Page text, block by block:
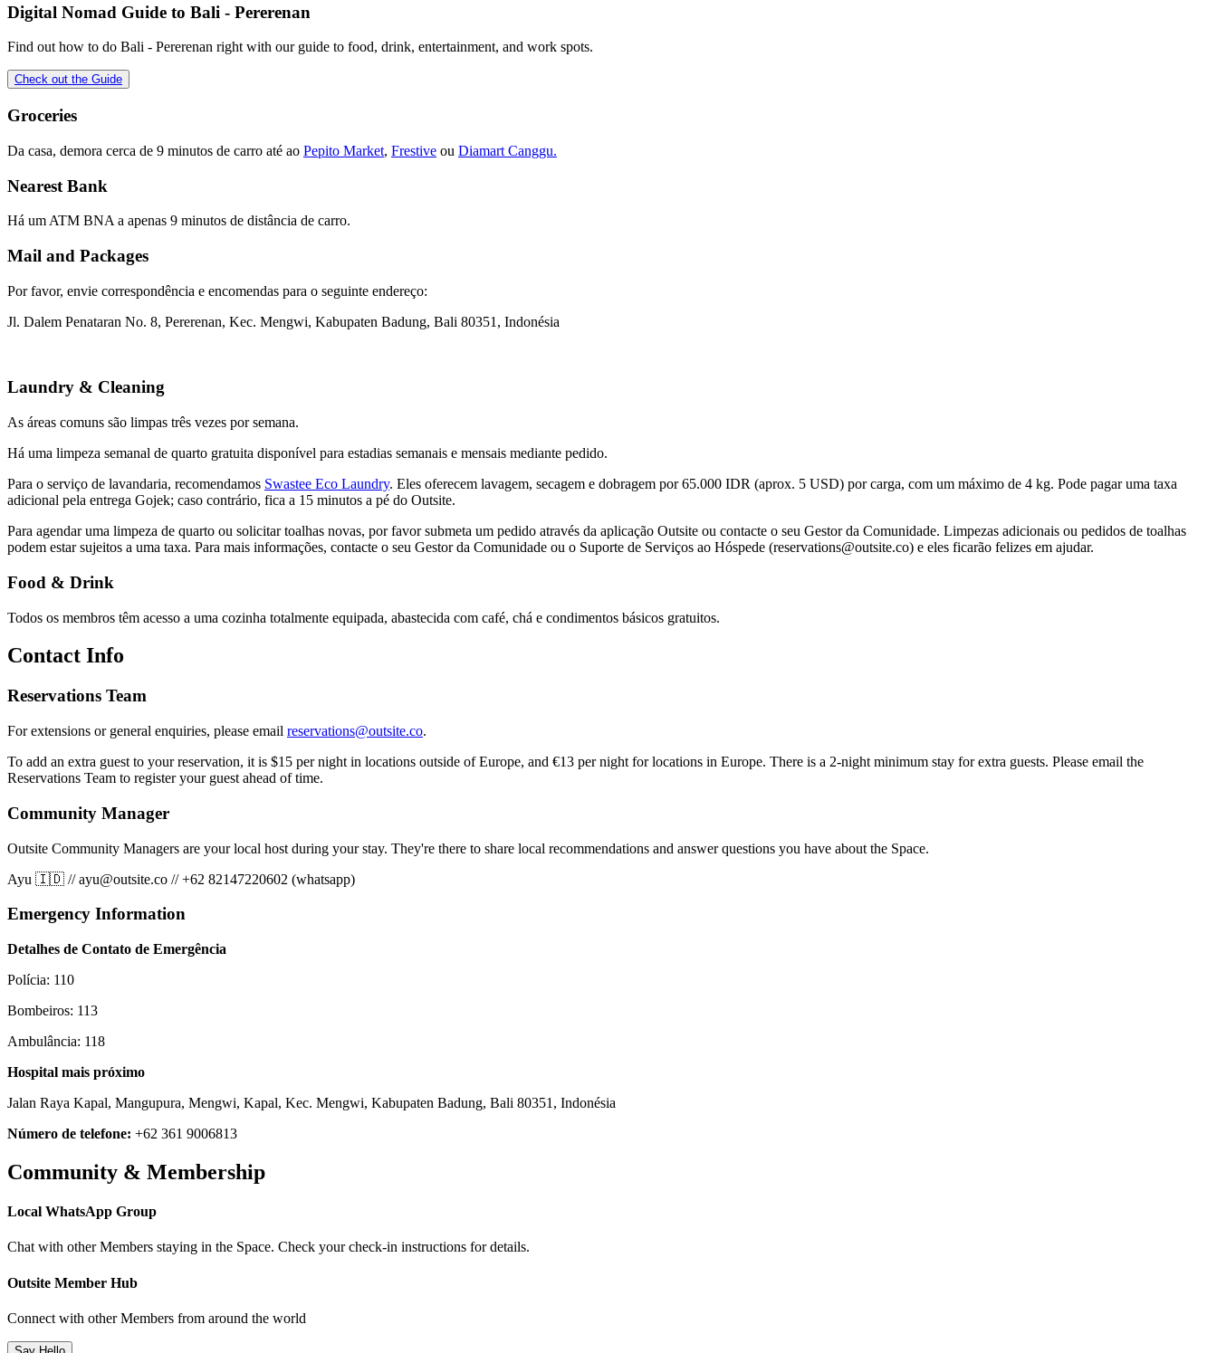
Digital Nomad Guide to Bali - Pererenan
Find out how to do Bali - Pererenan right with our guide to food, drink, entertainment, and work spots.
Check out the Guide
Groceries
Da casa, demora cerca de 9 minutos de carro até ao Pepito Market, Frestive ou Diamart Canggu.
Nearest Bank
Há um ATM BNA a apenas 9 minutos de distância de carro.
Mail and Packages
Por favor, envie correspondência e encomendas para o seguinte endereço:
Jl. Dalem Penataran No. 8, Pererenan, Kec. Mengwi, Kabupaten Badung, Bali 80351, Indonésia
Laundry & Cleaning
As áreas comuns são limpas três vezes por semana.
Há uma limpeza semanal de quarto gratuita disponível para estadias semanais e mensais mediante pedido.
Para o serviço de lavandaria, recomendamos Swastee Eco Laundry. Eles oferecem lavagem, secagem e dobragem por 65.000 IDR (aprox. 5 USD) por carga, com um máximo de 4 kg. Pode pagar uma taxa
adicional pela entrega Gojek; caso contrário, fica a 15 minutos a pé do Outsite.
Para agendar uma limpeza de quarto ou solicitar toalhas novas, por favor submeta um pedido através da aplicação Outsite ou contacte o seu Gestor da Comunidade. Limpezas adicionais ou pedidos de toalhas
podem estar sujeitos a uma taxa. Para mais informações, contacte o seu Gestor da Comunidade ou o Suporte de Serviços ao Hóspede (reservations@outsite.co) e eles ficarão felizes em ajudar.
Food & Drink
Todos os membros têm acesso a uma cozinha totalmente equipada, abastecida com café, chá e condimentos básicos gratuitos.
Contact Info
Reservations Team
For extensions or general enquiries, please email reservations@outsite.co.
To add an extra guest to your reservation, it is $15 per night in locations outside of Europe, and €13 per night for locations in Europe. There is a 2-night minimum stay for extra guests. Please email the
Reservations Team to register your guest ahead of time.
Community Manager
Outsite Community Managers are your local host during your stay. They're there to share local recommendations and answer questions you have about the Space.
Ayu 🇮🇩 //ayu@outsite.co //+62 82147220602 (whatsapp)
Emergency Information
Detalhes de Contato de Emergência
Polícia: 110
Bombeiros: 113
Ambulância: 118
Hospital mais próximo
Jalan Raya Kapal, Mangupura, Mengwi, Kapal, Kec. Mengwi, Kabupaten Badung, Bali 80351, Indonésia
Número de telefone: +62 361 9006813
Community & Membership
Local WhatsApp Group
Chat with other Members staying in the Space. Check your check-in instructions for details.
Outsite Member Hub
Connect with other Members from around the world